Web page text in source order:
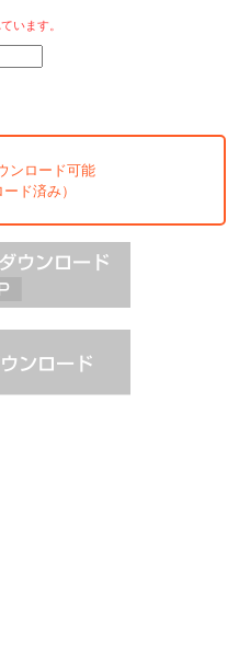
います。
ンロード可能
ド済み）